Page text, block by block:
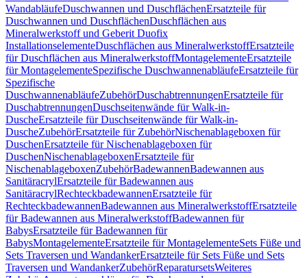
WandabläufeDuschwannen und DuschflächenErsatzteile für
Duschwannen und DuschflächenDuschflächen aus
Mineralwerkstoff und Geberit Duofix
InstallationselementeDuschflächen aus MineralwerkstoffErsatzteile
für Duschflächen aus MineralwerkstoffMontagelementeErsatzteile
für MontagelementeSpezifische DuschwannenabläufeErsatzteile für
Spezifische
DuschwannenabläufeZubehörDuschabtrennungenErsatzteile für
DuschabtrennungenDuschseitenwände für Walk-in-
DuscheErsatzteile für Duschseitenwände für Walk-in-
DuscheZubehörErsatzteile für ZubehörNischenablageboxen für
DuschenErsatzteile für Nischenablageboxen für
DuschenNischenablageboxenErsatzteile für
NischenablageboxenZubehörBadewannenBadewannen aus
SanitäracrylErsatzteile für Badewannen aus
SanitäracrylRechteckbadewannenErsatzteile für
RechteckbadewannenBadewannen aus MineralwerkstoffErsatzteile
für Badewannen aus MineralwerkstoffBadewannen für
BabysErsatzteile für Badewannen für
BabysMontagelementeErsatzteile für MontagelementeSets Füße und
Sets Traversen und WandankerErsatzteile für Sets Füße und Sets
Traversen und WandankerZubehörReparatursetsWeiteres